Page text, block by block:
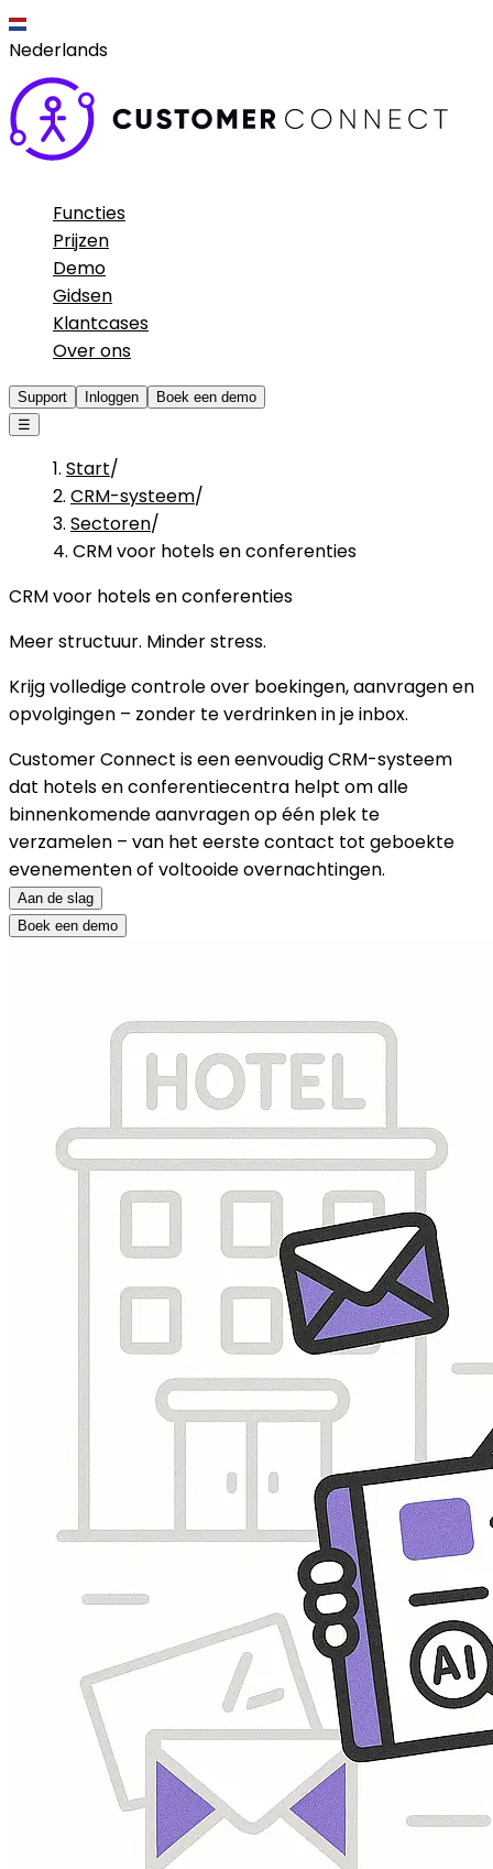
Nederlands
Functies
Prijzen
Demo
Gidsen
Klantcases
Over ons
Support Inloggen
Boek een demo
☰
Start/
CRM-systeem/
Sectoren/
CRM voor hotels en conferenties
CRM voor hotels en conferenties
Meer structuur. Minder stress.
Krijg volledige controle over boekingen, aanvragen en
opvolgingen – zonder te verdrinken in je inbox.
Customer Connect is een eenvoudig CRM-systeem
dat hotels en conferentiecentra helpt om alle
binnenkomende aanvragen op één plek te
verzamelen – van het eerste contact tot geboekte
evenementen of voltooide overnachtingen.
Aan de slag
Boek een demo